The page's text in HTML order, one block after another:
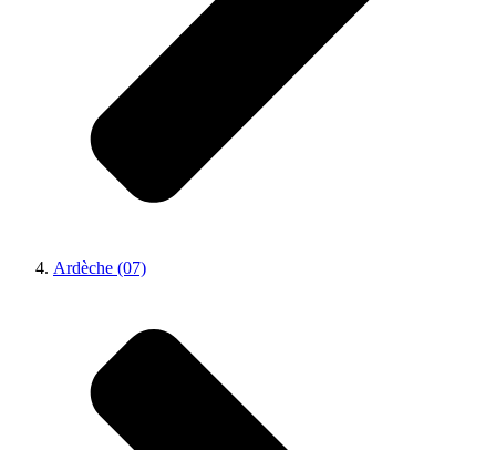
Ardèche (07)